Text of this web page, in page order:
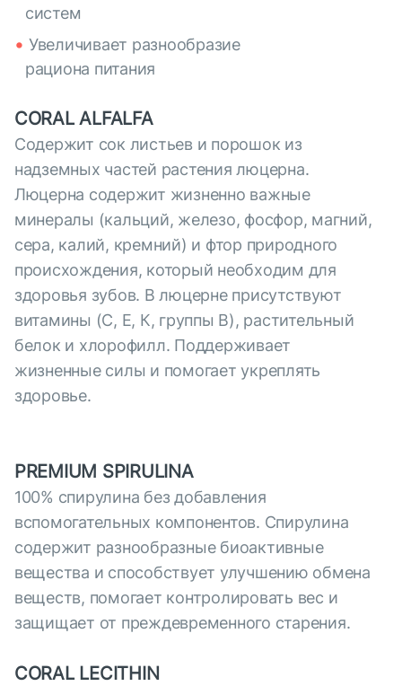
систем
Увеличивает разнообразие
рациона питания
CORAL ALFALFA
Содержит сок листьев и порошок из
надземных частей растения люцерна.
Люцерна содержит жизненно важные
минералы (кальций, железо, фосфор, магний,
сера, калий, кремний) и фтор природного
происхождения, который необходим для
здоровья зубов. В люцерне присутствуют
витамины (С, Е, К, группы В), растительный
белок и хлорофилл. Поддерживает
жизненные силы и помогает укреплять
здоровье.
PREMIUM SPIRULINA
100% спирулина без добавления
вспомогательных компонентов. Спирулина
содержит разнообразные биоактивные
вещества и способствует улучшению обмена
веществ, помогает контролировать вес и
защищает от преждевременного старения.
CORAL LECITHIN